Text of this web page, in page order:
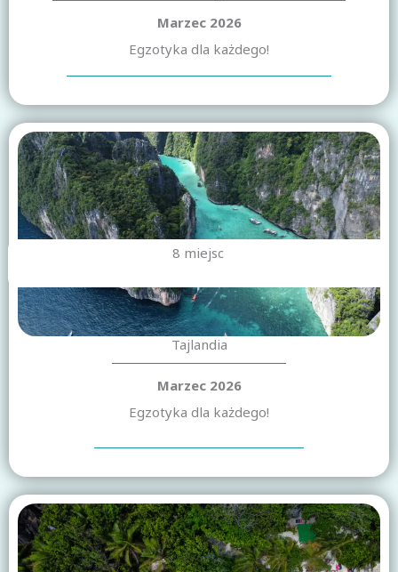
Marzec 2026
Egzotyka dla każdego!
Tajlandia
Marzec 2026
Egzotyka dla każdego!
8 miejsc